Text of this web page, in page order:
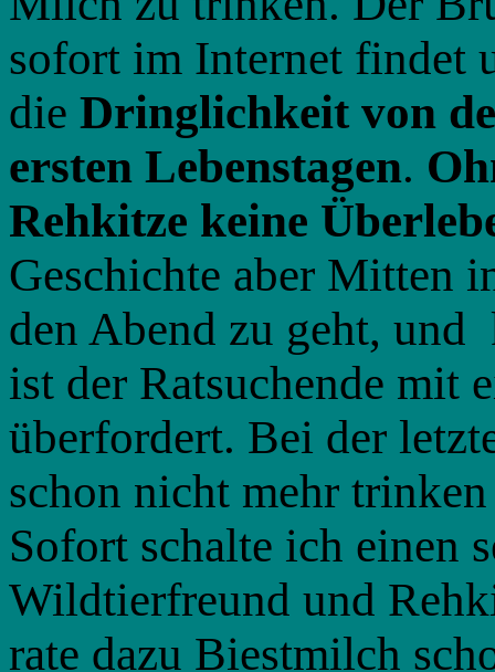
sofort im Internet findet
die Dringlichkeit von
ersten Lebenstagen.
Rehkitze keine
Geschichte aber Mitten
den Abend zu geht,
ist der Ratsuchende mit
überfordert. Bei der
schon nicht mehr
Sofort schalte ich einen
Wildtierfreund und
rate dazu Biestmilch